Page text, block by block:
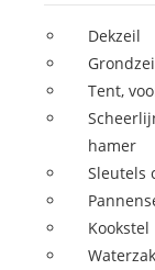
Dekzeil
Tent,
hamer
Sleutels
Kookstel